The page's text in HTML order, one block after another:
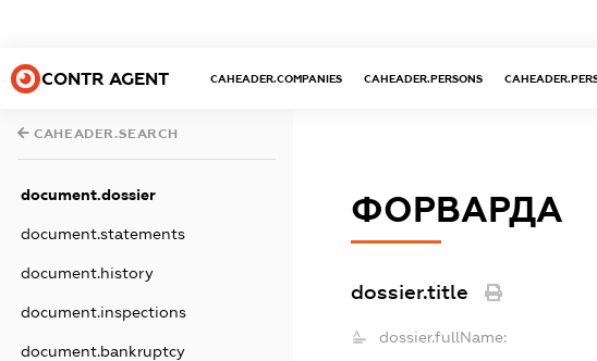
CONTR AGENT CAHEADER.COMPANIES CAHEADER.PERSONS
CAHEADER.SEARCH
document.dossier
document.statements
document.history
document.inspections
document.bankruptcy
ФОРВАРДА
dossier.title
dossier.fullName: